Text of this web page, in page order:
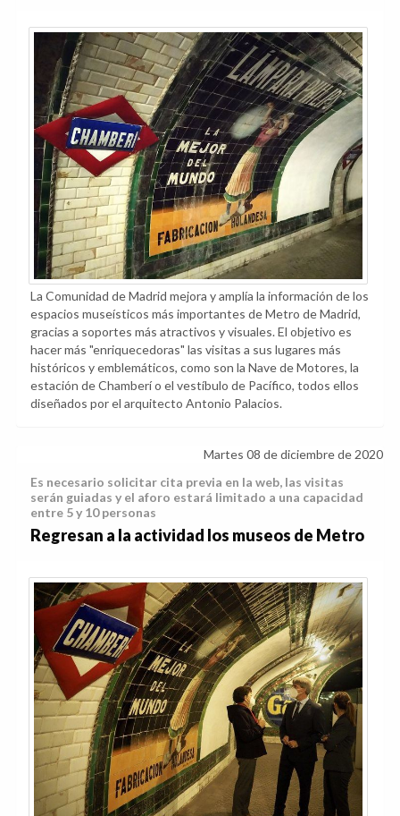
La Comunidad de Madrid mejora y amplía la información de los
espacios museísticos más importantes de Metro de Madrid,
gracias a soportes más atractivos y visuales. El objetivo es
hacer más "enriquecedoras" las visitas a sus lugares más
históricos y emblemáticos, como son la Nave de Motores, la
estación de Chamberí o el vestíbulo de Pacífico, todos ellos
diseñados por el arquitecto Antonio Palacios.
Martes 08 de diciembre de 2020
Es necesario solicitar cita previa en la web, las visitas
serán guiadas y el aforo estará limitado a una capacidad
entre 5 y 10 personas
Regresan a la actividad los museos de Metro